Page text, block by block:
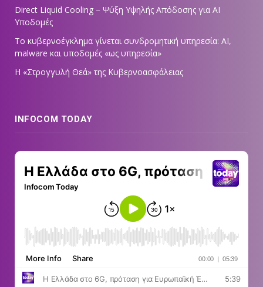
Direct Liquid Cooling – Ψύξη Υψηλής Απόδοσης για AI
Υποδομές
Το κυβερνοέγκλημα γίνεται συνδρομητική υπηρεσία: AI,
malware και υποδομές «ως υπηρεσία»
Η «Στρογγυλή Θεά» της Κυβερνοασφάλειας
INFOCOM TODAY